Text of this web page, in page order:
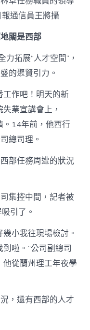
通信員王將攝
闊是西部
力拓展“人才空間”，
的聚賢引力。
工作吧！明天的新
業宣講會上，
14年前，他西行
總司理。
部任務周遭的狀況
集控中間，記者被
引了。
小我往現場檢討。
到啦。”公司副總司
從蘭州理工年夜學
，還有西部的人才